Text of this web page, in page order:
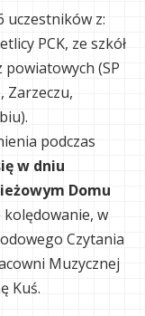
uczestników z:
PCK, ze szkół
powiatowych (SP
Zarzeczu,
podczas
w dniu
Domu
kolędowanie, w
Czytania
Muzycznej
Kuś.